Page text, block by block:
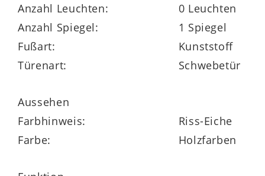
Wäscheschrank. Hinter den beiden
Türen
Kleiderstangen, sodass Kleidung und
andere Textilien sowohl liegend als auch
hängend aufbewahrt werden können.
Schwebetürenschrank sanft und
Anzahl Leuchten:
0 Leuchten
Anzahl Spiegel:
1 Spiegel
Fußart:
Kunststoff
Türenart:
Schwebetür
Aussehen
Farbhinweis:
Riss-Eiche
Farbe:
Holzfarben